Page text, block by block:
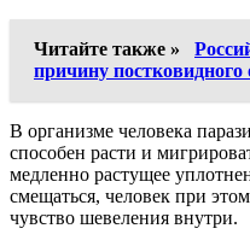
Читайте также »
причину постковидного
В организме человека
способен расти и
медленно растущее
смещаться, человек при
чувство шевеления внутри.